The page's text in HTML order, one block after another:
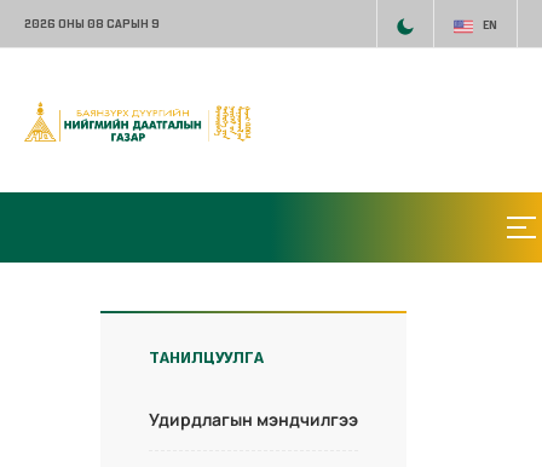
2026 ОНЫ 08 САРЫН 9 EN
ТАНИЛЦУУЛГА
Удирдлагын мэндчилгээ